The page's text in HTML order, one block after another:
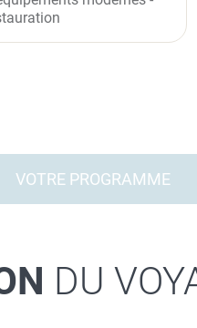
VOTRE PROGRAMME
DU